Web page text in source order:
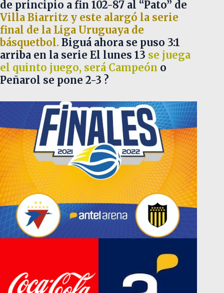
de principio a fin 102-87 al “Pato” de
Villa Biarritz y este alargó la serie
final de la Liga Uruguaya de
básquetbol. Biguá ahora se puso 3:1
arriba en la serie El lunes 13 se juega
el quinto juego, será Campeón o
Peñarol se pone 2-3 ?